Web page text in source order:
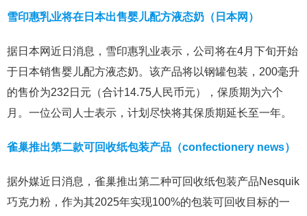
雪印惠乳业将在日本出售婴儿配方液态奶（日本网）
据日本网近日消息，雪印惠乳业表示，公司将在4月下旬开始
于日本销售婴儿配方液态奶。该产品将以钢罐包装，200毫升
的售价为232日元（合计14.75人民币元），保质期为六个
月。一位公司人士表示，计划尽快将其保质期延长至一年。
雀巢推出第二款可回收纸包装产品（confectionery news）
据外媒近日消息，雀巢推出第二种可回收纸包装产品Nesquik
巧克力粉，作为其2025年实现100%的包装可回收目标的一